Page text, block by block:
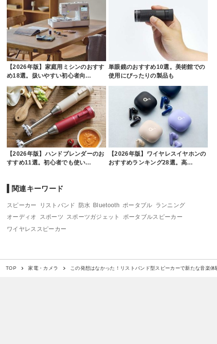
【2026年版】家庭用ミシンのおすす
め18選。扱いやすい初心者向…
単眼鏡のおすすめ10選。美術館での
使用にぴったりの製品も
【2026年版】ハンドブレンダーのお
すすめ11選。初心者でも使い…
【2026年版】ワイヤレスイヤホンの
おすすめランキング28選。高…
関連キーワード
スピーカー リストバンド 防水 Bluetooth ポータブル ランニング
オーディオ
スポーツ スポーツガジェット
ポータブルスピーカー
ワイヤレススピーカー
TOP 家電・カメラ この発想はなかった！リストバンド型スピーカーで新たな音楽体